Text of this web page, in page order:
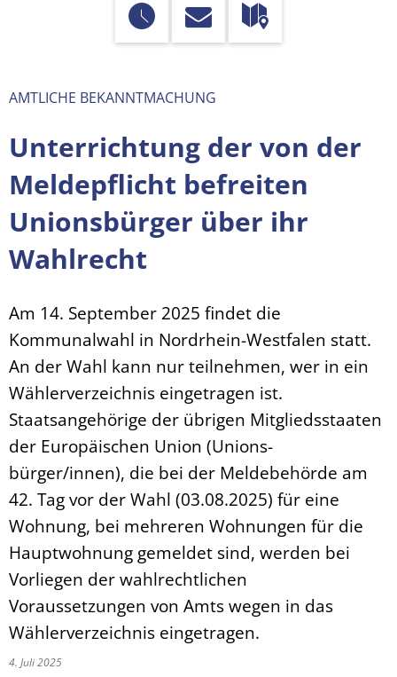
AMTLICHE BEKANNTMACHUNG
Unterrichtung der von der
Meldepflicht befreiten
Unionsbürger über ihr
Wahlrecht
Am 14. September 2025 findet die
Kommunalwahl in Nordrhein-Westfalen statt.
An der Wahl kann nur teilnehmen, wer in ein
Wählerverzeichnis eingetragen ist.
Staatsangehörige der übrigen Mitgliedsstaaten
der Europäischen Union (Unions-
bürger/innen), die bei der Meldebehörde am
42. Tag vor der Wahl (03.08.2025) für eine
Wohnung, bei mehreren Wohnungen für die
Hauptwohnung gemeldet sind, werden bei
Vorliegen der wahlrechtlichen
Voraussetzungen von Amts wegen in das
Wählerverzeichnis eingetragen.
4. Juli 2025